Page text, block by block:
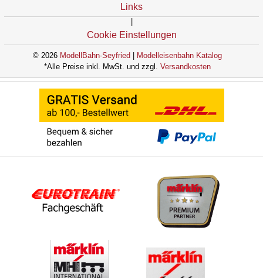
Links
Cookie Einstellungen
© 2026 ModellBahn-Seyfried
Modelleisenbahn Katalog
*Alle Preise inkl. MwSt. und zzgl. Versandkosten